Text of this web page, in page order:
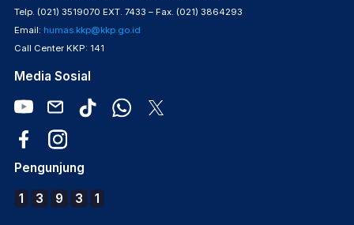
Telp. (021) 3519070 EXT. 7433 – Fax. (021) 3864293
Email: humas.kkp@kkp.go.id
Call Center KKP: 141
Media Sosial
Pengunjung
1 3 9 3 1